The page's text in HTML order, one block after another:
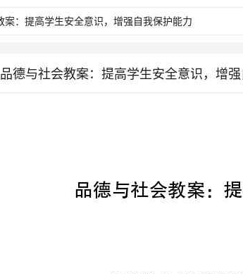
品德与社会教案：提高学生安全意识，增